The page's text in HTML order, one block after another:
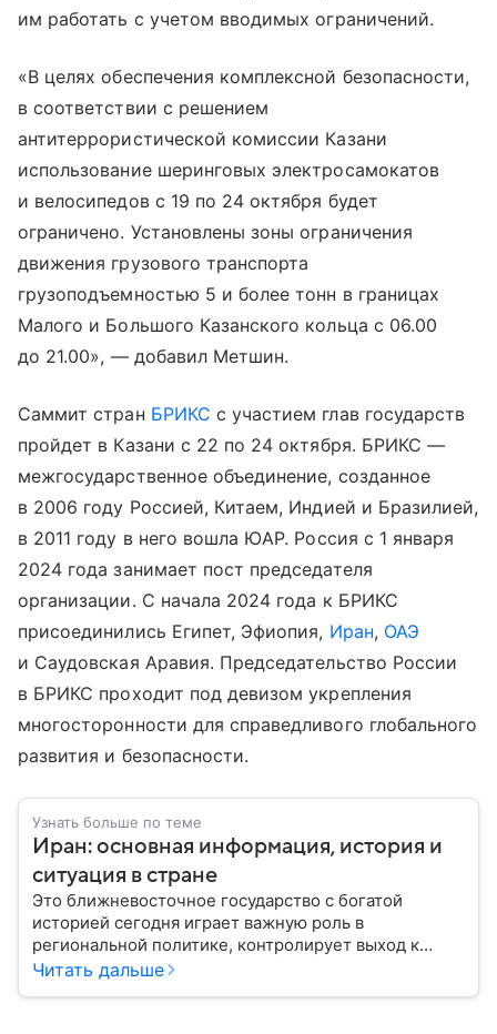
им работать с учетом вводимых ограничений.
«В целях обеспечения комплексной безопасности,
в соответствии с решением
антитеррористической комиссии Казани
использование шеринговых электросамокатов
и велосипедов с 19 по 24 октября будет
ограничено. Установлены зоны ограничения
движения грузового транспорта
грузоподъемностью 5 и более тонн в границах
Малого и Большого Казанского кольца с 06.00
до 21.00», — добавил Метшин.
Саммит стран БРИКС с участием глав государств
пройдет в Казани с 22 по 24 октября. БРИКС —
межгосударственное объединение, созданное
в 2006 году Россией, Китаем, Индией и Бразилией,
в 2011 году в него вошла ЮАР. Россия с 1 января
2024 года занимает пост председателя
организации. С начала 2024 года к БРИКС
присоединились Египет, Эфиопия, Иран, ОАЭ
и Саудовская Аравия. Председательство России
в БРИКС проходит под девизом укрепления
многосторонности для справедливого глобального
развития и безопасности.
Узнать больше по теме
Иран: основная информация, история и
ситуация в стране
Это ближневосточное государство с богатой
историей сегодня играет важную роль в
региональной политике, контролирует выход к
Персидскому заливу и Ормузскому проливу, а также
Читать дальше